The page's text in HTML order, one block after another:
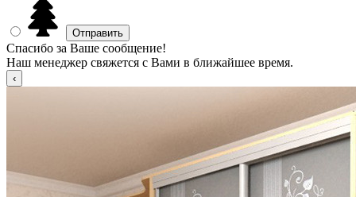
Спасибо за Ваше сообщение!
Наш менеджер свяжется с Вами в ближайшее время.